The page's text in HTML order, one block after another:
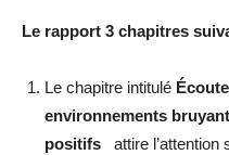
Le rapport 3 chapitres
Le chapitre intitulé
environnements
positifs
attire